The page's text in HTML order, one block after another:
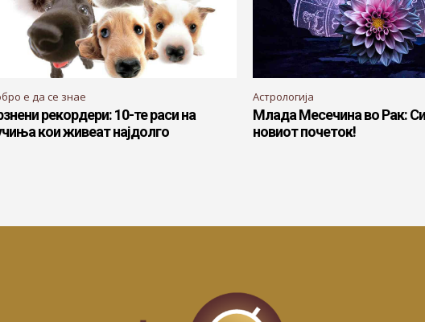
е да се знае
рекордери: 10-те раси на
кои живеат најдолго
Астрологија
Млада Месечина во Рак:
новиот почеток!